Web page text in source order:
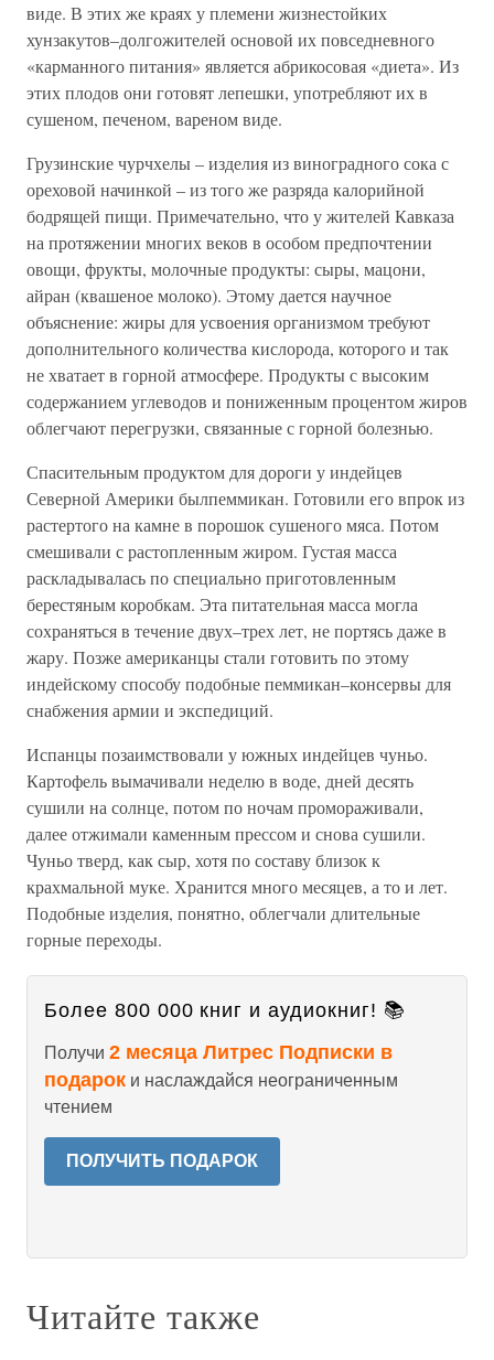
виде. В этих же краях у племени жизнестойких
хунзакутов–долгожителей основой их повседневного
«карманного питания» является абрикосовая «диета». Из
этих плодов они готовят лепешки, употребляют их в
сушеном, печеном, вареном виде.
Грузинские чурчхелы – изделия из виноградного сока с
ореховой начинкой – из того же разряда калорийной
бодрящей пищи. Примечательно, что у жителей Кавказа
на протяжении многих веков в особом предпочтении
овощи, фрукты, молочные продукты: сыры, мацони,
айран (квашеное молоко). Этому дается научное
объяснение: жиры для усвоения организмом требуют
дополнительного количества кислорода, которого и так
не хватает в горной атмосфере. Продукты с высоким
содержанием углеводов и пониженным процентом жиров
облегчают перегрузки, связанные с горной болезнью.
Спасительным продуктом для дороги у индейцев
Северной Америки былпеммикан. Готовили его впрок из
растертого на камне в порошок сушеного мяса. Потом
смешивали с растопленным жиром. Густая масса
раскладывалась по специально приготовленным
берестяным коробкам. Эта питательная масса могла
сохраняться в течение двух–трех лет, не портясь даже в
жару. Позже американцы стали готовить по этому
индейскому способу подобные пеммикан–консервы для
снабжения армии и экспедиций.
Испанцы позаимствовали у южных индейцев чуньо.
Картофель вымачивали неделю в воде, дней десять
сушили на солнце, потом по ночам промораживали,
далее отжимали каменным прессом и снова сушили.
Чуньо тверд, как сыр, хотя по составу близок к
крахмальной муке. Хранится много месяцев, а то и лет.
Подобные изделия, понятно, облегчали длительные
горные переходы.
Более 800 000 книг и аудиокниг! 📚
Получи 2 месяца Литрес Подписки в
подарок и наслаждайся неограниченным
чтением
ПОЛУЧИТЬ ПОДАРОК
Читайте также